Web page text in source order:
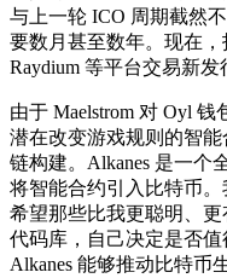
与上一轮 ICO 周期截然
要数月甚至数年。现在
Raydium 等平台交易新发
由于 Maelstrom 对 Oyl
潜在改变游戏规则的智
链构建。Alkanes 是一个
将智能合约引入比特币
希望那些比我更聪明、
代码库，自己决定是否
Alkanes 能够推动比特币